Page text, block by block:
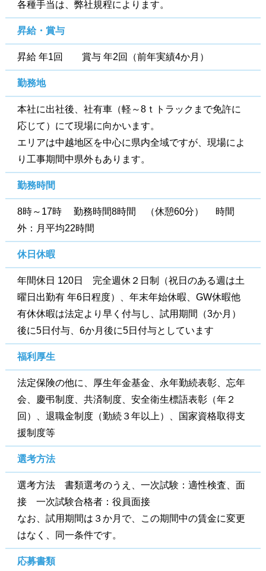
各種手当は、弊社規程によります。
昇給・賞与
昇給 年1回 賞与 年2回（前年実績4か月）
勤務地
本社に出社後、社有車（軽～8ｔトラックまで免許に
応じて）にて現場に向かいます。
エリアは中越地区を中心に県内全域ですが、現場によ
り工事期間中県外もあります。
勤務時間
8時～17時 勤務時間8時間 （休憩60分） 時間
外：月平均22時間
休日休暇
年間休日 120日 完全週休２日制（祝日のある週は土
曜日出勤有 年6日程度）、年末年始休暇、GW休暇他
有休休暇は法定より早く付与し、試用期間（3か月）
後に5日付与、6か月後に5日付与としています
福利厚生
法定保険の他に、厚生年金基金、永年勤続表彰、忘年
会、慶弔制度、共済制度、安全衛生標語表彰（年２
回）、退職金制度（勤続３年以上）、国家資格取得支
援制度等
選考方法
選考方法 書類選考のうえ、一次試験：適性検査、面
接 一次試験合格者：役員面接
なお、試用期間は３か月で、この期間中の賃金に変更
はなく、同一条件です。
応募書類